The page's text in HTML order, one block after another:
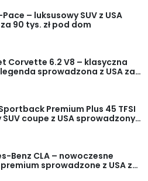
– luksusowy SUV z USA
90 tys. zł pod dom
Corvette 6.2 V8 – klasyczna
sprowadzona z USA za
Premium Plus 45 TFSI
coupe z USA sprowadzony
dom
Benz CLA – nowoczesne
sprowadzone z USA za